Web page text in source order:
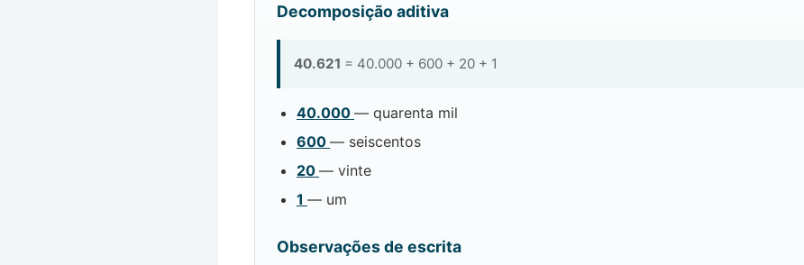
Decomposição aditiva
40.621 = 40.000 + 600 + 20 + 1
40.000 — quarenta mil
600 — seiscentos
20 — vinte
1 — um
Observações de escrita